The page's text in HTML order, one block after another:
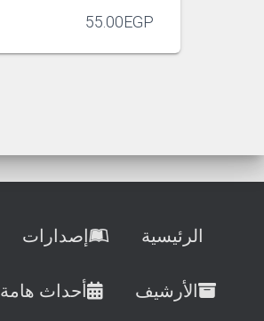
55.00EGP
الرئيسية إصدارات
الأرشيف أحداث هامة